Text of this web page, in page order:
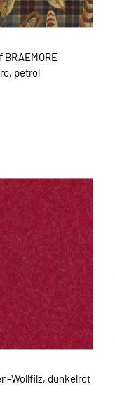
petrol
Wollfilz, dunkelrot